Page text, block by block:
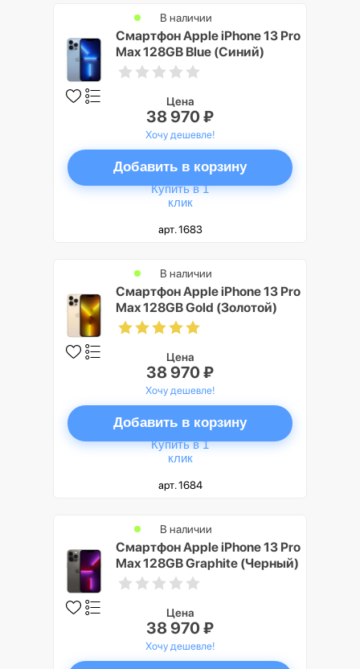
Смартфон Apple iPhone 13 Pro
Max 128GB Blue (Синий)
В наличии
Цена
38 970 ₽
Хочу дешевле!
Добавить в корзину
Купить в 1
клик
арт. 1683
Смартфон Apple iPhone 13 Pro
Max 128GB Gold (Золотой)
В наличии
Цена
38 970 ₽
Хочу дешевле!
Добавить в корзину
Купить в 1
клик
арт. 1684
Смартфон Apple iPhone 13 Pro
Max 128GB Graphite (Черный)
В наличии
Цена
38 970 ₽
Хочу дешевле!